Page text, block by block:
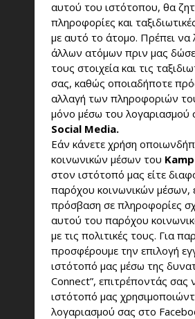
αυτού του ιστότοπου, θα
πληροφορίες και
με αυτό το άτομο. Πρέπει να
άλλων ατόμων πριν μας
τους στοιχεία και τις
σας, καθώς οποιαδήποτε
αλλαγή των πληροφοριών
μόνο μέσω του λογαριασμού
Social Media.
Εάν κάνετε χρήση
κοινωνικών μέσων του
στον ιστότοπό μας είτε
παρόχου κοινωνικών μέσων,
πρόσβαση σε πληροφορίες
αυτού του παρόχου
με τις πολιτικές τους. Για
προσφέρουμε την επιλογή
ιστότοπό μας μέσω της
Connect”, επιτρέποντάς σας
ιστότοπό μας
λογαριασμού σας στο